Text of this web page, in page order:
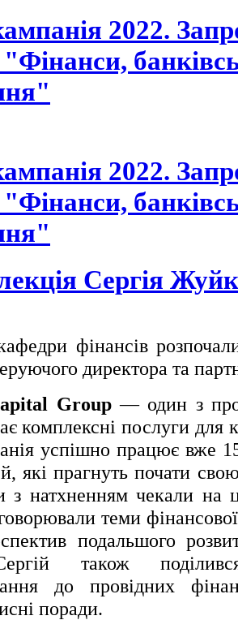
2022.
2022.
Сергія
фінансів
директора та
Group— один з
комплексні послуги для
успішно працює вже
які прагнуть почати
з натхненням чекали на
теми
подальшого
також
до провідних
поради.